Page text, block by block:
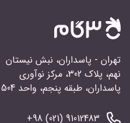
تهران - پاسداران، نبش نیستان
نهم، پلاک 302، مرکز نوآوری
پاسداران، طبقه پنجم، واحد 504
91012483 (021) 98+